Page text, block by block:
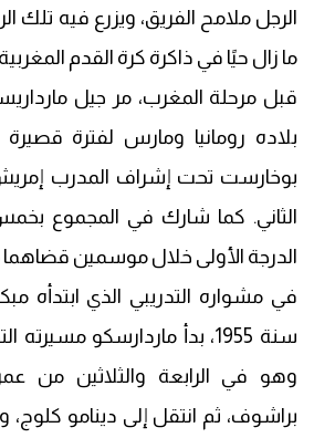
الرجل ملامح الفريق، ويزرع فيه تلك
ما زال حيًا في ذاكرة كرة القدم
قبل مرحلة المغرب، مر جيل
بلاده رومانيا ومارس لفترة
بوخارست تحت إشراف المدرب
الثاني. كما شارك في المجموع
الدرجة الأولى خلال موسمين
في مشواره التدريبي الذي ابتدأه
وهو في الرابعة والثلاثين من
براشوف، ثم انتقل إلى دينامو